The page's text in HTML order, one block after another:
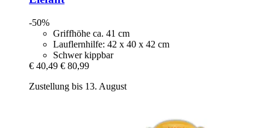
-50%
Griffhöhe ca. 41 cm
Lauflernhilfe: 42 x 40 x 42 cm
Schwer kippbar
€ 40,49 € 80,99
Zustellung bis 13. August